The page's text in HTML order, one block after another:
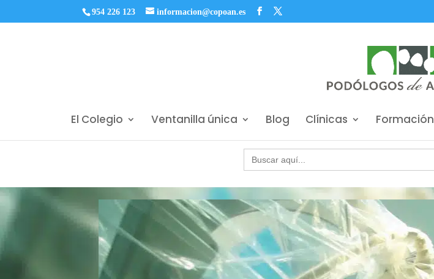
954 226 123 informacion@copoan.es
El Colegio Ventanilla única Blog Clínicas Formación
Buscar: